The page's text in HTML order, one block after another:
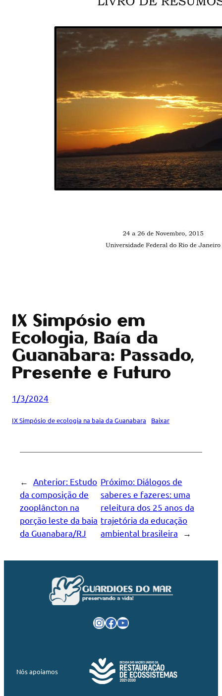
IX Simpósio em
Ecologia, Baía da
Guanabara: Passado,
Presente e Futuro
1/3/2024
IX Simpósio de ecologia na baia da Guanabara Baixar
← Anterior: Estudo
da composição de
zooplâncton na
porção leste da baia
da Guanabara/RJ
Próximo: Diálogos de
saberes e fazeres: uma
releitura dos 25 anos da
trajetória da educação
ambiental brasileira
→
InstagramFacebook Youtube
Nós apoiamos